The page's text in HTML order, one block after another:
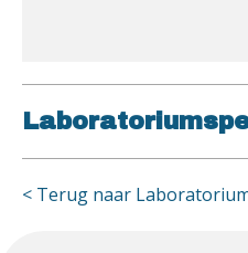
< Terug naar